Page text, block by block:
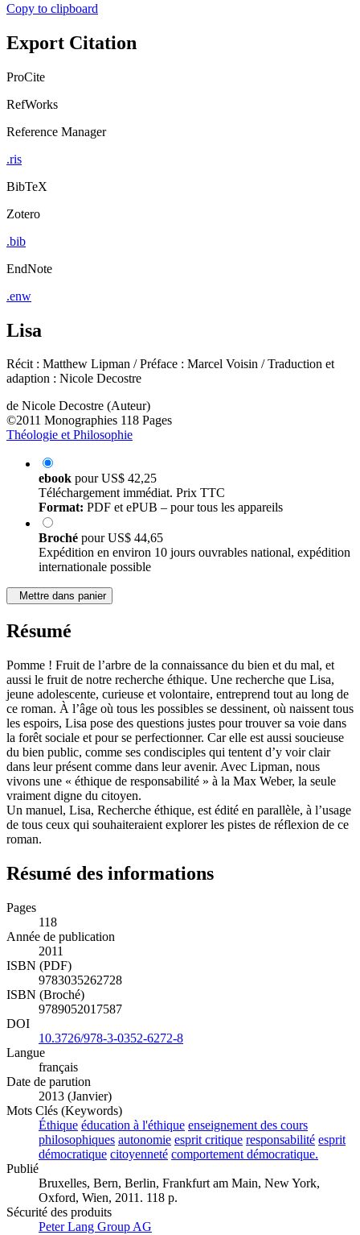
Copy to clipboard
Export Citation
ProCite
RefWorks
Reference Manager
.ris
BibTeX
Zotero
.bib
EndNote
.enw
Lisa
Récit : Matthew Lipman / Préface : Marcel Voisin / Traduction et
adaption : Nicole Decostre
de Nicole Decostre (Auteur)
©2011 Monographies 118 Pages
Théologie et Philosophie
ebook pourUS$ 42,25
Téléchargement immédiat. Prix TTC
Format: PDF et ePUB – pour tous les appareils
Broché pourUS$ 44,65
Expédition en environ 10 jours ouvrables national, expédition
internationale possible
Mettre dans panier
Résumé
Pomme ! Fruit de l’arbre de la connaissance du bien et du mal, et
aussi le fruit de notre recherche éthique. Une recherche que Lisa,
jeune adolescente, curieuse et volontaire, entreprend tout au long de
ce roman. À l’âge où tous les possibles se dessinent, où naissent tous
les espoirs, Lisa pose des questions justes pour trouver sa voie dans
la forêt sociale et pour se perfectionner. Car elle est aussi soucieuse
du bien public, comme ses condisciples qui tentent d’y voir clair
dans leur présent comme dans leur avenir. Avec Lipman, nous
vivons une « éthique de responsabilité » à la Max Weber, la seule
vraiment digne du citoyen.
Un manuel, Lisa, Recherche éthique, est édité en parallèle, à l’usage
de tous ceux qui souhaiteraient explorer les pistes de réflexion de ce
roman.
Résumé des informations
Pages
118
Année de publication
2011
ISBN (PDF)
9783035262728
ISBN (Broché)
9789052017587
DOI
10.3726/978-3-0352-6272-8
Langue
français
Date de parution
2013 (Janvier)
Mots Clés (Keywords)
Éthique éducation à l'éthique enseignement des cours
philosophiques autonomie esprit critique responsabilité esprit
démocratique citoyenneté comportement démocratique.
Publié
Bruxelles, Bern, Berlin, Frankfurt am Main, New York,
Oxford, Wien, 2011. 118 p.
Sécurité des produits
Peter Lang Group AG